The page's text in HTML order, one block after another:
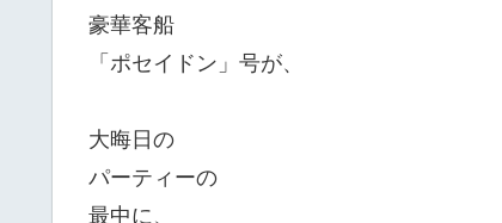
豪華客船
「ポセイドン」号が、
大晦日の
パーティーの
最中に、